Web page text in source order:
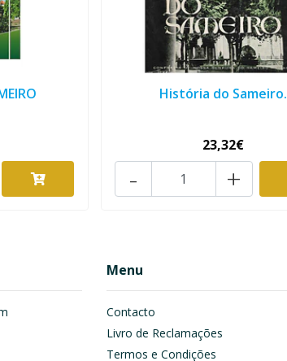
História do Sameiro.
23,32€
+
-
Menu
Contacto
Livro de Reclamações
Termos e Condições